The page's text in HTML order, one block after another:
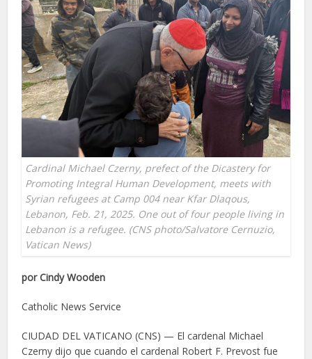
Cardinal Michael Czerny, prefect of the Dicastery for
Promoting Integral Human Development, meets with
Syrian refugees at Camp 004 near Kfar Dlaqous,
Lebanon, Feb. 21, 2025. One out of four people living in
Lebanon is a refugee. (CNS photo/Salvatore Cernuzio,
Vatican News)
por Cindy Wooden
Catholic News Service
CIUDAD DEL VATICANO (CNS) — El cardenal Michael
Czerny dijo que cuando el cardenal Robert F. Prevost fue